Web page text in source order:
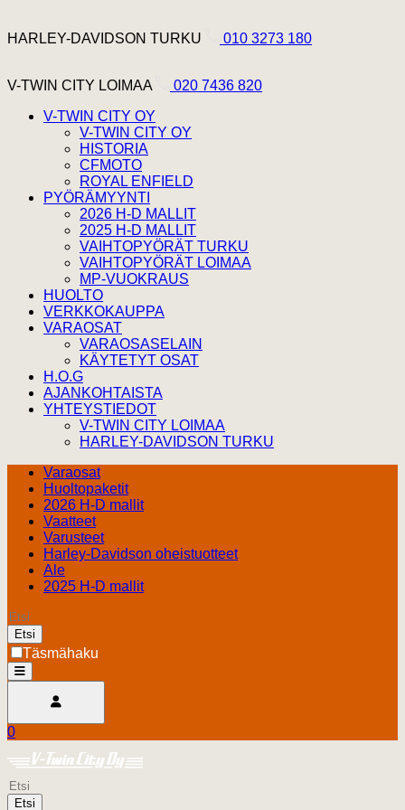
HARLEY-DAVIDSON TURKU
010 3273 180
V-TWIN CITY LOIMAA
020 7436 820
V-TWIN CITY OY
V-TWIN CITY OY
HISTORIA
CFMOTO
ROYAL ENFIELD
PYÖRÄMYYNTI
2026 H-D MALLIT
2025 H-D MALLIT
VAIHTOPYÖRÄT TURKU
VAIHTOPYÖRÄT LOIMAA
MP-VUOKRAUS
HUOLTO
VERKKOKAUPPA
VARAOSAT
VARAOSASELAIN
KÄYTETYT OSAT
H.O.G
AJANKOHTAISTA
YHTEYSTIEDOT
V-TWIN CITY LOIMAA
HARLEY-DAVIDSON TURKU
Varaosat
Huoltopaketit
2026 H-D mallit
Vaatteet
Varusteet
Harley-Davidson oheistuotteet
Ale
2025 H-D mallit
Etsi
Täsmähaku
open
Ostoskori
0.00 €
0
Harley Davidson Turku
Etsi